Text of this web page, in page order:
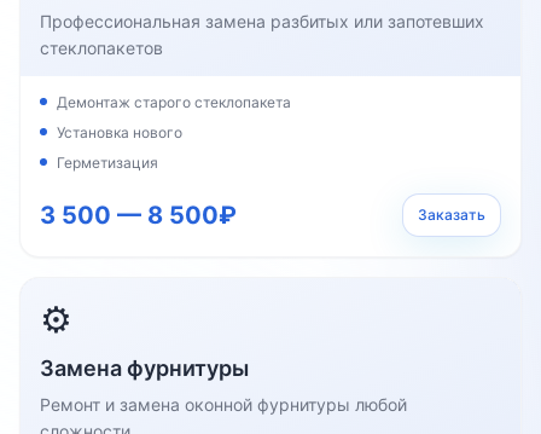
Профессиональная замена разбитых или запотевших
стеклопакетов
Демонтаж старого стеклопакета
Установка нового
Герметизация
3 500 — 8 500₽ Заказать
⚙️
Замена фурнитуры
Ремонт и замена оконной фурнитуры любой